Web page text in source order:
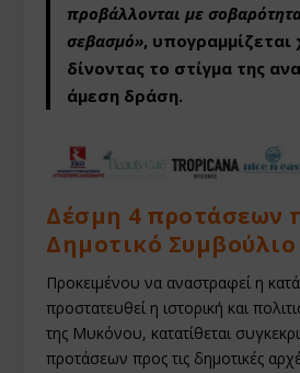
προβάλλονται με
σεβασμό», υπογραμμίζεται
δίνοντας το στίγμα της
άμεση δράση.
Δέσμη 4 προτάσεων
Δημοτικό Συμβούλιο
Προκειμένου να αναστραφεί η
προστατευθεί η ιστορική και
της Μυκόνου, κατατίθεται
προτάσεων προς τις δημοτικές